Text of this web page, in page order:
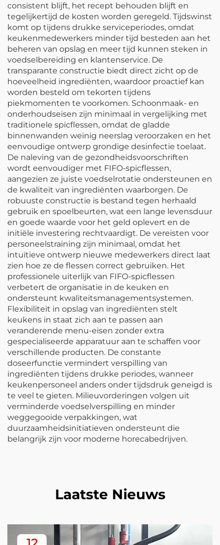
consistent blijft, het recept behouden blijft en
tegelijkertijd de kosten worden geregeld. Tijdswinst
komt op tijdens drukke serviceperiodes, omdat
keukenmedewerkers minder tijd besteden aan het
beheren van opslag en meer tijd kunnen steken in
voedselbereiding en klantenservice. De
transparante constructie biedt direct zicht op de
hoeveelheid ingrediënten, waardoor proactief kan
worden besteld om tekorten tijdens
piekmomenten te voorkomen. Schoonmaak- en
onderhoudseisen zijn minimaal in vergelijking met
traditionele spicflessen, omdat de gladde
binnenwanden weinig neerslag veroorzaken en het
eenvoudige ontwerp grondige desinfectie toelaat.
De naleving van de gezondheidsvoorschriften
wordt eenvoudiger met FIFO-spicflessen,
aangezien ze juiste voedselrotatie ondersteunen en
de kwaliteit van ingrediënten waarborgen. De
robuuste constructie is bestand tegen herhaald
gebruik en spoelbeurten, wat een lange levensduur
en goede waarde voor het geld oplevert en de
initiële investering rechtvaardigt. De vereisten voor
personeelstraining zijn minimaal, omdat het
intuïtieve ontwerp nieuwe medewerkers direct laat
zien hoe ze de flessen correct gebruiken. Het
professionele uiterlijk van FIFO-spicflessen
verbetert de organisatie in de keuken en
ondersteunt kwaliteitsmanagementsystemen.
Flexibiliteit in opslag van ingrediënten stelt
keukens in staat zich aan te passen aan
veranderende menu-eisen zonder extra
gespecialiseerde apparatuur aan te schaffen voor
verschillende producten. De constante
doseerfunctie vermindert verspilling van
ingrediënten tijdens drukke periodes, wanneer
keukenpersoneel anders onder tijdsdruk geneigd is
te veel te gieten. Milieuvorderingen volgen uit
verminderde voedselverspilling en minder
weggegooide verpakkingen, wat
duurzaamheidsinitiatieven ondersteunt die
belangrijk zijn voor moderne horecabedrijven.
Laatste Nieuws